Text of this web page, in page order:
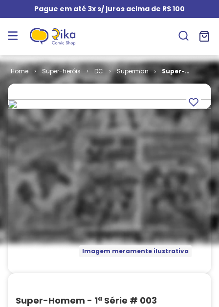
Pague em até 3x s/ juros acima de R$ 100
Super-heróis DC Superman
Super-
Homem - 1ª
Imagem meramente ilustrativa
Super-Homem - 1ª Série # 003